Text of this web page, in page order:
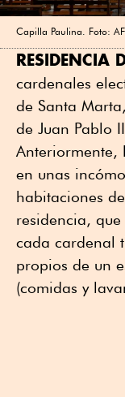
Capilla Paulina. Foto:
RESIDENCIA
cardenales
de Santa
de Juan Pablo
Anteriormente,
en unas
habitaciones
residencia,
cada cardenal
propios de un
(comidas y